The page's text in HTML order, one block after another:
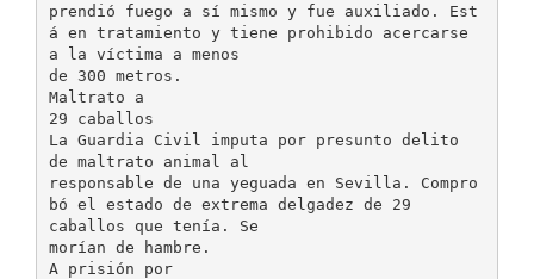
prendió fuego a sí mismo y fue auxiliado. Est
á en tratamiento y tiene prohibido acercarse
a la víctima a menos
de 300 metros.
Maltrato a
29 caballos
La Guardia Civil imputa por presunto delito
de maltrato animal al
responsable de una yeguada en Sevilla. Compro
bó el estado de extrema delgadez de 29
caballos que tenía. Se
morían de hambre.
A prisión por